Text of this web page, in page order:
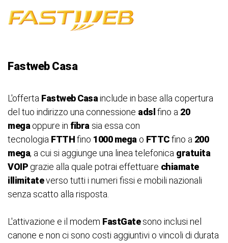
Fastweb Casa
L'offerta Fastweb Casainclude in base alla copertura
del tuo indirizzo una connessione adsl fino a 20
mega oppure in fibra sia essa con
tecnologia FTTHfino 1000 mega o FTTCfino a 200
mega, a cui si aggiunge una linea telefonica gratuita
VOIP grazie alla quale potrai effettuare chiamate
illimitateverso tutti i numeri fissi e mobili nazionali
senza scatto alla risposta.
L'attivazione e il modem FastGatesono inclusi nel
canone e non ci sono costi aggiuntivi o vincoli di durata